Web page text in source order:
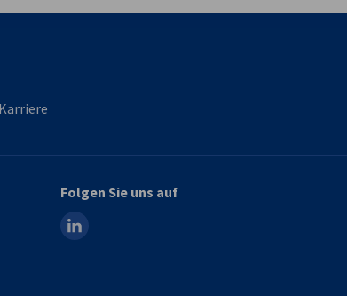
Karriere
Folgen Sie uns auf
linkedin